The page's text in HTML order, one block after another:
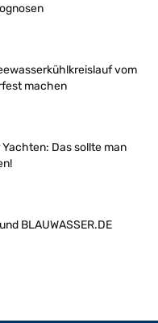
vom
machen
Das sollte man
BLAUWASSER.DE